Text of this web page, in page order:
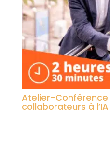
Atelier-Conférence
collaborateurs à